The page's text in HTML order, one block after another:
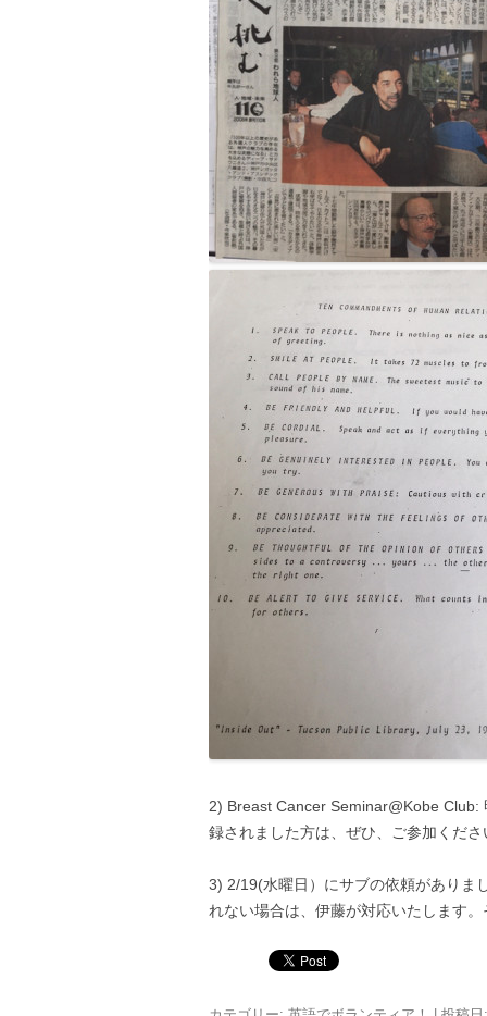
2) Breast Cancer Seminar@Kobe
録されました方は、ぜひ、ご参加くだ
3) 2/19(水曜日）にサブの依頼がありま
れない場合は、伊藤が対応いたします